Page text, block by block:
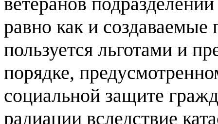
равно как и
пользуется льготами и
порядке,
социальной защите
радиации вследствие